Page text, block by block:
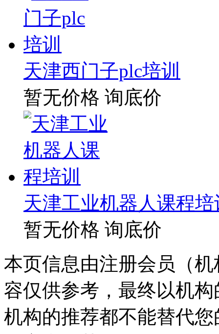
天津西门子plc培训
暂无价格 询底价
天津工业机器人课程培
暂无价格 询底价
本页信息由注册会员（
容仅供参考，最终以机
机构的推荐都不能替代